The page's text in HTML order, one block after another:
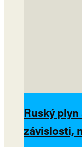
Ruský
závislosti,